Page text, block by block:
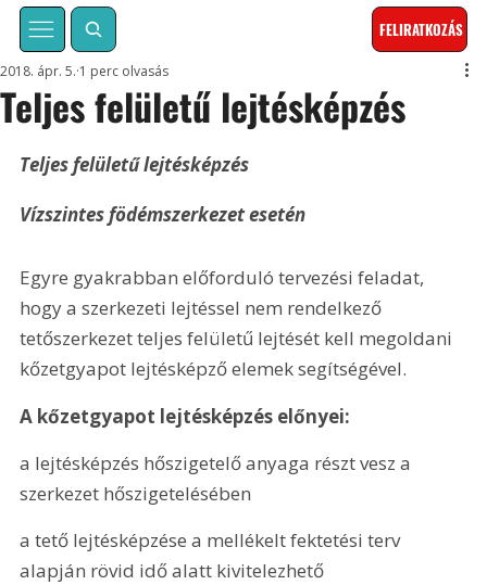
FELIRATKOZÁS
Teljes felületű lejtésképzés
2018. ápr. 5. 1 perc olvasás
Teljes felületű lejtésképzés
Vízszintes födémszerkezet esetén
Egyre gyakrabban előforduló tervezési feladat,
hogy a szerkezeti lejtéssel nem rendelkező
tetőszerkezet teljes felületű lejtését kell megoldani
kőzetgyapot lejtésképző elemek segítségével.
A kőzetgyapot lejtésképzés előnyei:
a lejtésképzés hőszigetelő anyaga részt vesz a
szerkezet hőszigetelésében
a tető lejtésképzése a mellékelt fektetési terv
alapján rövid idő alatt kivitelezhető